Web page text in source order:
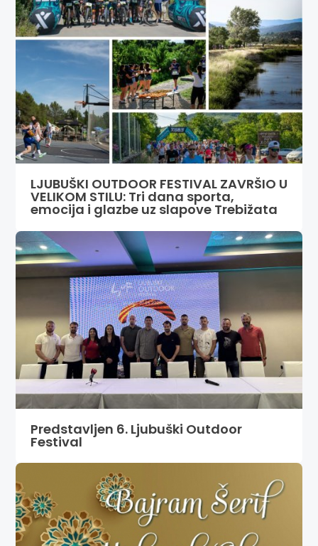
LJUBUŠKI OUTDOOR FESTIVAL ZAVRŠIO U
VELIKOM STILU: Tri dana sporta,
emocija i glazbe uz slapove Trebižata
Predstavljen 6. Ljubuški Outdoor
Festival